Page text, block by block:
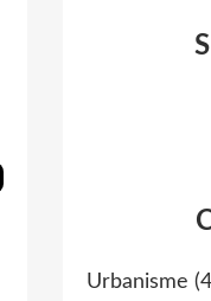
Urbanisme